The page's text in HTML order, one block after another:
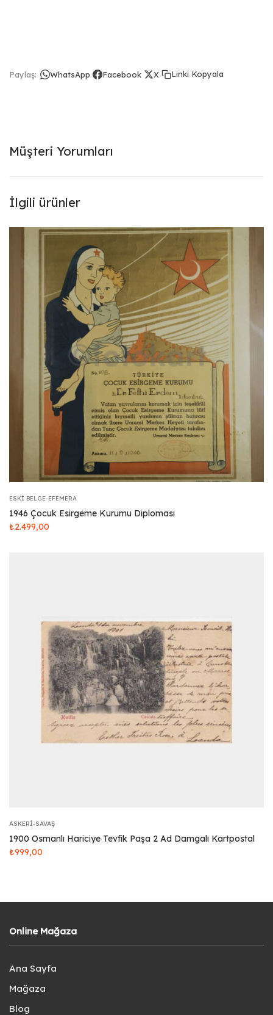
Paylaş: WhatsApp Facebook X Linki Kopyala
Müşteri Yorumları
İlgili ürünler
ESKI BELGE-EFEMERA
1946 Çocuk Esirgeme Kurumu Diploması
₺2.499,00
ASKERI-SAVAŞ
1900 Osmanlı Hariciye Tevfik Paşa 2 Ad Damgalı Kartpostal
₺999,00
Online Mağaza
Ana Sayfa
Mağaza
Blog